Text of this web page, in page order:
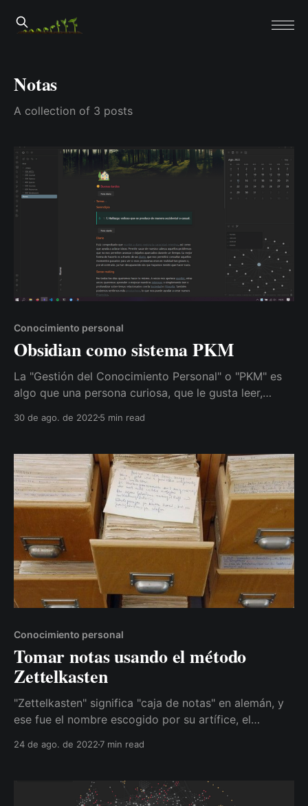
Notas
A collection of 3 posts
Conocimiento personal
Obsidian como sistema PKM
La "Gestión del Conocimiento Personal" o "PKM" es
algo que una persona curiosa, que le gusta leer,
preguntarse cosas constantemente, probablemente
no es otro que la cantidad de información que
30 de ago. de 2022 5 min read
Conocimiento personal
Tomar notas usando el método
Zettelkasten
"Zettelkasten" significa "caja de notas" en alemán, y
ese fue el nombre escogido por su artífice, el
metodología.
24 de ago. de 20227 min read